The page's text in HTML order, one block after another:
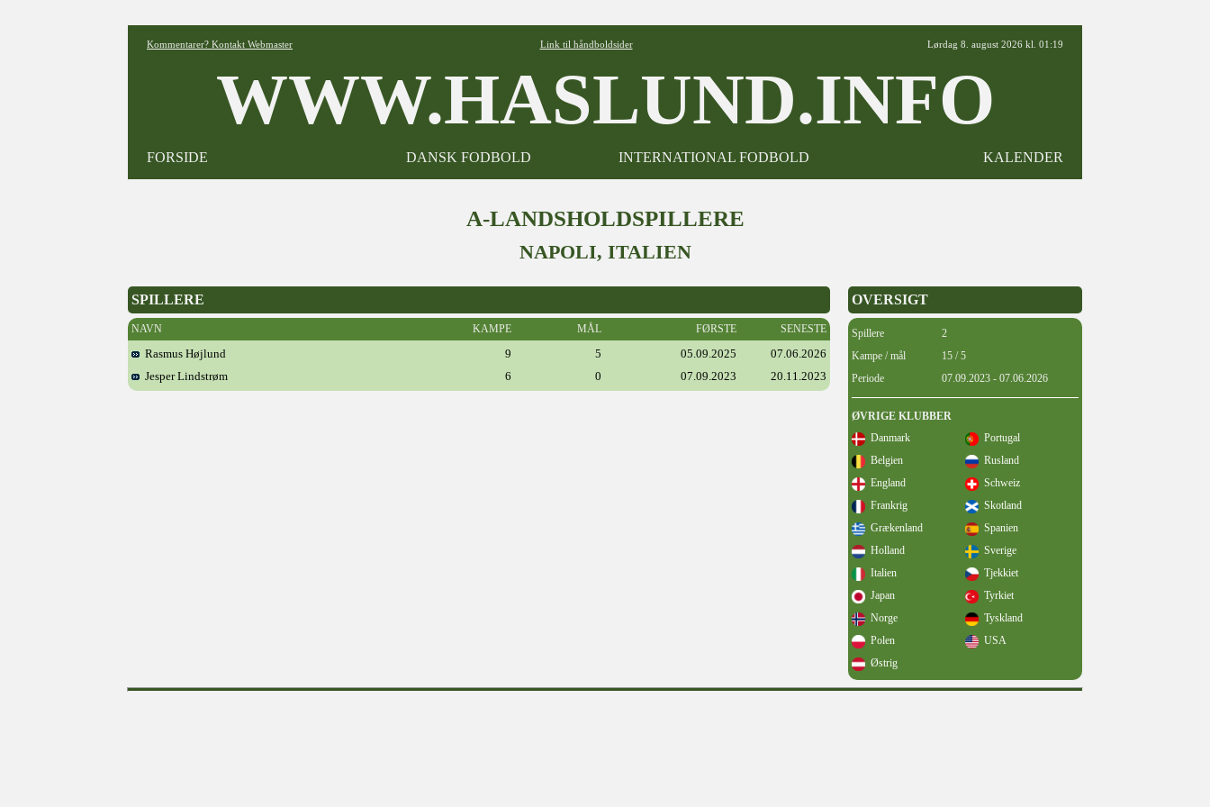
Kommentarer? Kontakt Webmaster Link til håndboldsider Lørdag 8. august 2026 kl. 01:19
WWW.HASLUND.INFO
FORSIDE DANSK FODBOLD INTERNATIONAL FODBOLD KALENDER
A-LANDSHOLDSPILLERE
NAPOLI, ITALIEN
SPILLERE
NAVN KAMPE MÅL FØRSTE SENESTE
Rasmus Højlund 9 5 05.09.2025
07.06.2026
Jesper Lindstrøm
6 0 07.09.2023 20.11.2023
OVERSIGT
Spillere
2
Kampe / mål
15 / 5
Periode
07.09.2023 - 07.06.2026
ØVRIGE KLUBBER
Danmark
Portugal
Belgien
Rusland
England
Schweiz
Frankrig
Skotland
Grækenland
Spanien
Holland
Sverige
Italien
Tjekkiet
Japan
Tyrkiet
Norge
Tyskland
Polen
USA
Østrig